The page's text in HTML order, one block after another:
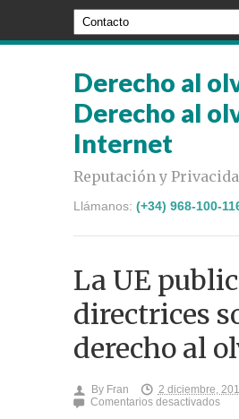
Derecho al
Derecho al
Internet
Reputación y
Llámanos: (+34) 968-100-
La UE
directrices
derecho al
By Fran
2 diciembre,
Comentarios desactivadosen